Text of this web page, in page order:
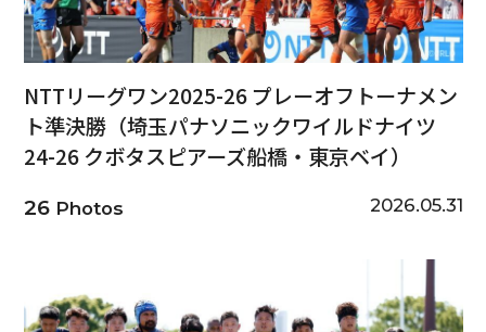
NTTリーグワン2025-26 プレーオフトーナメン
ト準決勝（埼玉パナソニックワイルドナイツ
24-26 クボタスピアーズ船橋・東京ベイ）
26Photos 2026.05.31